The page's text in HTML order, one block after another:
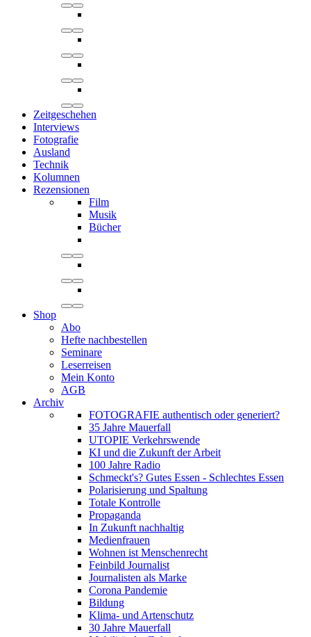
Zeitgeschehen
Interviews
Fotografie
Ausland
Technik
Kolumnen
Rezensionen
Film
Musik
Bücher
Shop
Abo
Hefte nachbestellen
Seminare
Leserreisen
Mein Konto
AGB
Archiv
FOTOGRAFIE authentisch oder generiert?
35 Jahre Mauerfall
UTOPIE Verkehrswende
KI und die Zukunft der Arbeit
100 Jahre Radio
Schmeckt's? Gutes Essen - Schlechtes Essen
Polarisierung und Spaltung
Totale Kontrolle
Propaganda
In Zukunft nachhaltig
Medienfrauen
Wohnen ist Menschenrecht
Feinbild Journalist
Journalisten als Marke
Corona Pandemie
Bildung
Klima- und Artenschutz
30 Jahre Mauerfall